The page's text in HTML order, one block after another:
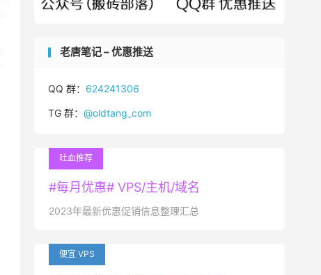
老唐笔记 – 优惠推送
QQ 群： 624241306
TG 群： @oldtang_com
吐血推荐
#每月优惠# VPS/主机/域名
2023年最新优惠促销信息整理汇总
便宜 VPS